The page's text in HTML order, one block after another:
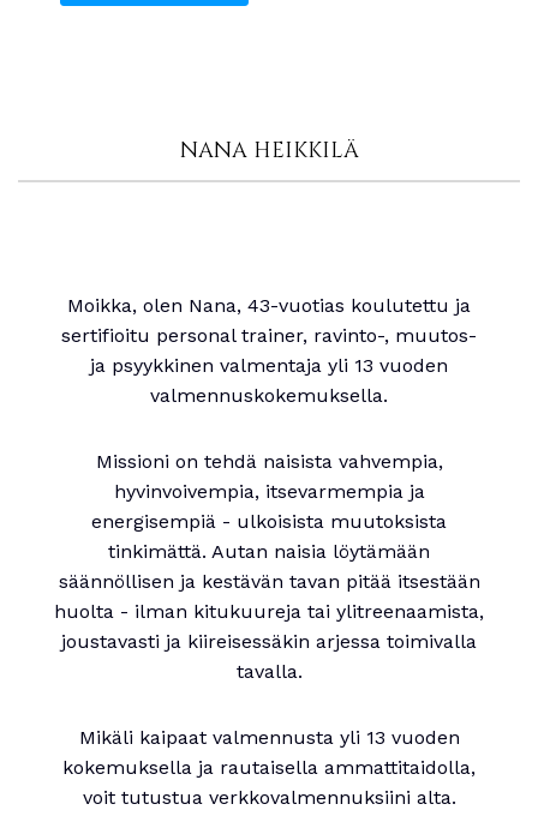
NANA HEIKKILÄ
Moikka, olen Nana, 43-vuotias koulutettu ja
sertifioitu personal trainer, ravinto-, muutos-
ja psyykkinen valmentaja yli 13 vuoden
valmennuskokemuksella.
Missioni on tehdä naisista vahvempia,
hyvinvoivempia, itsevarmempia ja
energisempiä - ulkoisista muutoksista
tinkimättä. Autan naisia löytämään
säännöllisen ja kestävän tavan pitää itsestään
huolta - ilman kitukuureja tai ylitreenaamista,
joustavasti ja kiireisessäkin arjessa toimivalla
tavalla.
Mikäli kaipaat valmennusta yli 13 vuoden
kokemuksella ja rautaisella ammattitaidolla,
voit tutustua verkkovalmennuksiini alta.